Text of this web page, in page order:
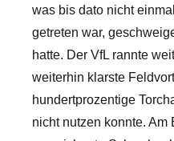
was bis dato nicht
getreten war,
hatte. Der VfL rannte
weiterhin klarste
hundertprozentige
nicht nutzen konnte. Am